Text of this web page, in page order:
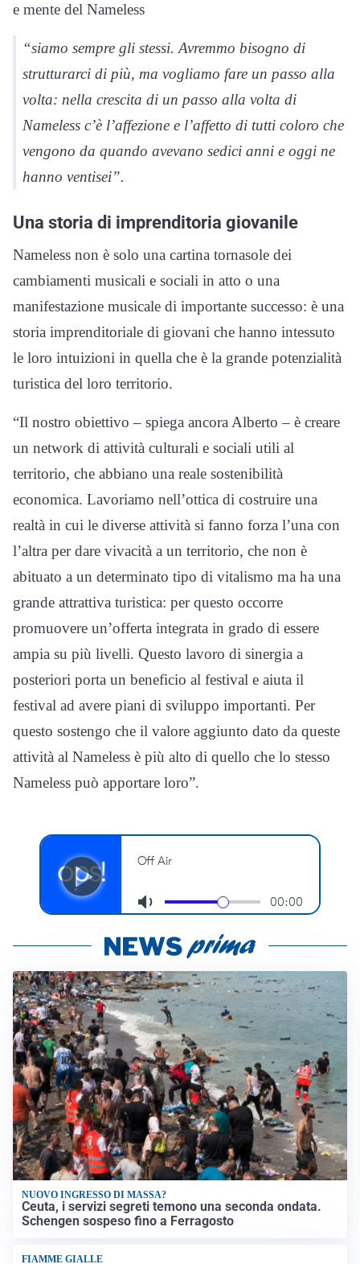
e mente del Nameless
“siamo sempre gli stessi. Avremmo bisogno di
strutturarci di più, ma vogliamo fare un passo alla
volta: nella crescita di un passo alla volta di
Nameless c’è l’affezione e l’affetto di tutti coloro che
vengono da quando avevano sedici anni e oggi ne
hanno ventisei”.
Una storia di imprenditoria giovanile
Nameless non è solo una cartina tornasole dei
cambiamenti musicali e sociali in atto o una
manifestazione musicale di importante successo: è una
storia imprenditoriale di giovani che hanno intessuto
le loro intuizioni in quella che è la grande potenzialità
turistica del loro territorio.
“Il nostro obiettivo – spiega ancora Alberto – è creare
un network di attività culturali e sociali utili al
territorio, che abbiano una reale sostenibilità
economica. Lavoriamo nell’ottica di costruire una
realtà in cui le diverse attività si fanno forza l’una con
l’altra per dare vivacità a un territorio, che non è
abituato a un determinato tipo di vitalismo ma ha una
grande attrattiva turistica: per questo occorre
promuovere un’offerta integrata in grado di essere
ampia su più livelli. Questo lavoro di sinergia a
posteriori porta un beneficio al festival e aiuta il
festival ad avere piani di sviluppo importanti. Per
questo sostengo che il valore aggiunto dato da queste
attività al Nameless è più alto di quello che lo stesso
Nameless può apportare loro”.
NUOVO INGRESSO DI MASSA?
Ceuta, i servizi segreti temono una seconda ondata.
Schengen sospeso fino a Ferragosto
FIAMME GIALLE